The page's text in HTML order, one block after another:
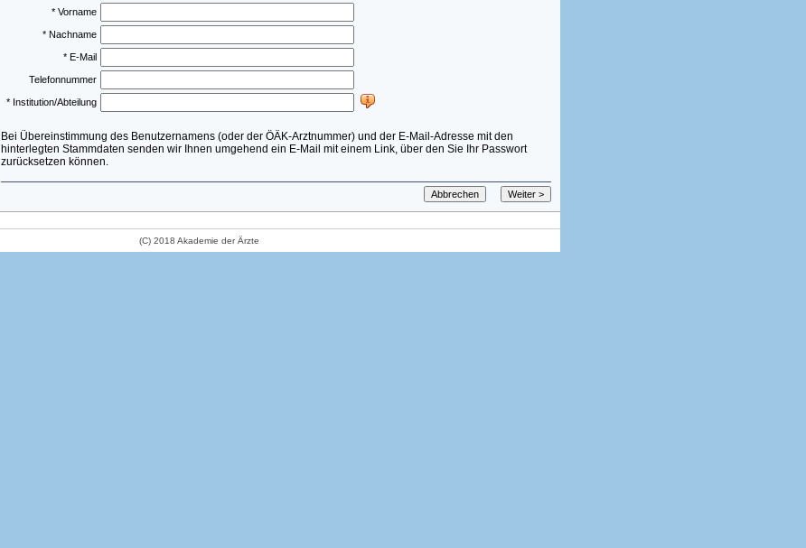
* Vorname
* Nachname
* E-Mail
Telefonnummer
* Institution/Abteilung
Bei Übereinstimmung des Benutzernamens (oder der ÖÄK-Arztnummer) und der E-Mail-Adresse mit den
hinterlegten Stammdaten senden wir Ihnen umgehend ein E-Mail mit einem Link, über den Sie Ihr Passwort
zurücksetzen können.
(C) 2018 Akademie der Ärzte